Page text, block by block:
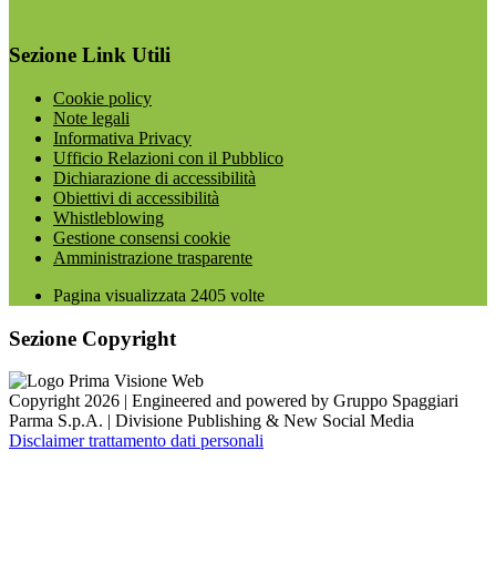
Sezione Link Utili
Cookie policy
Note legali
Informativa Privacy
Ufficio Relazioni con il Pubblico
Dichiarazione di accessibilità
Obiettivi di accessibilità
Whistleblowing
Gestione consensi cookie
Amministrazione trasparente
Pagina visualizzata 2405 volte
Sezione Copyright
Copyright 2026 | Engineered and powered by Gruppo Spaggiari
Parma S.p.A. | Divisione Publishing & New Social Media
Disclaimer trattamento dati personali